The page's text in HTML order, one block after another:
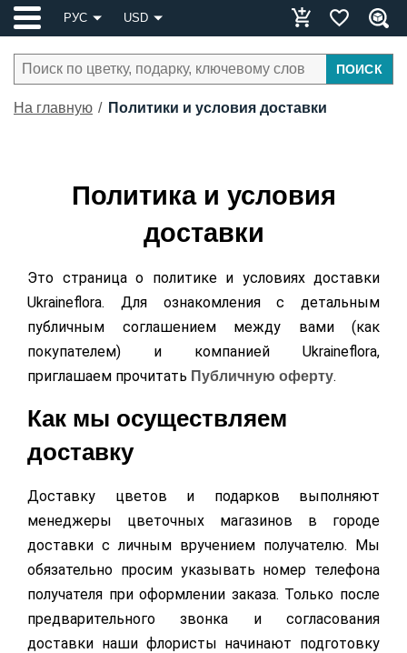
РУС USD
ПОИСК
На главную Политики и условия доставки
Политика и условия
доставки
Это страница о политике и условиях доставки
Ukraineflora. Для ознакомления с детальным
публичным соглашением между вами (как
покупателем) и компанией Ukraineflora,
приглашаем прочитать Публичную оферту.
Как мы осуществляем
доставку
Доставку цветов и подарков выполняют
менеджеры цветочных магазинов в городе
доставки с личным вручением получателю. Мы
обязательно просим указывать номер телефона
получателя при оформлении заказа. Только после
предварительного звонка и согласования
доставки наши флористы начинают подготовку